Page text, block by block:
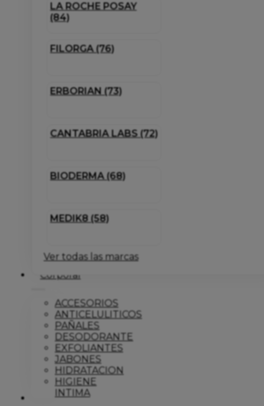
LA ROCHE POSAY
(84)
FILORGA (76)
ERBORIAN (73)
CANTABRIA LABS (72)
BIODERMA (68)
MEDIK8 (58)
Ver todas las marcas
Corporal
ACCESORIOS
ANTICELULITICOS
PAÑALES
DESODORANTE
EXFOLIANTES
JABONES
HIDRATACION
HIGIENE
INTIMA
Dermo